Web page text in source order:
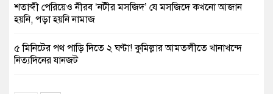
শতাব্দী পেরিয়েও নীরব ‘নটীর মসজিদ’ যে মসজিদে কখনো আজান
হয়নি, পড়া হয়নি নামাজ
৫ মিনিটের পথ পাড়ি দিতে ২ ঘণ্টা! কুমিল্লার আমতলীতে খানাখন্দে
নিত্যদিনের যানজট